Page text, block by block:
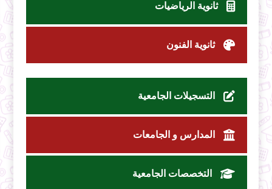
ثانوية الرياضيات
ثانوية الفنون
التسجيلات الجامعية
المدارس و الجامعات
التخصصات الجامعية